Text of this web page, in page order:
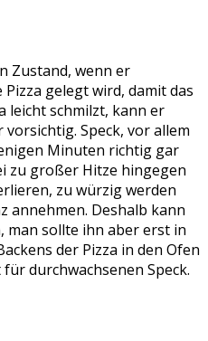
Zustand, wenn er
gelegt wird, damit das
leicht schmilzt, kann er
Speck, vor allem
Minuten richtig gar
zu großer Hitze hingegen
zu würzig werden
annehmen. Deshalb kann
man sollte ihn aber erst in
der Pizza in den Ofen
durchwachsenen Speck.